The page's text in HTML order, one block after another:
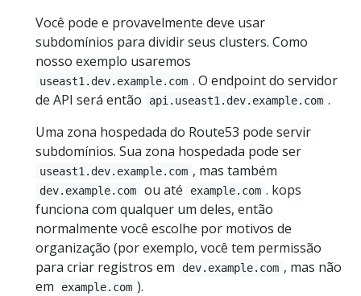
Você pode e provavelmente deve usar
subdomínios para dividir seus clusters. Como
nosso exemplo usaremos
useast1.dev.example.com . O endpoint do servidor
de API será então
api.useast1.dev.example.com .
Uma zona hospedada do Route53 pode servir
subdomínios. Sua zona hospedada pode ser
useast1.dev.example.com , mas também
dev.example.com ou até example.com . kops
funciona com qualquer um deles, então
normalmente você escolhe por motivos de
organização (por exemplo, você tem permissão
para criar registros em
dev.example.com , mas não
em
example.com ).